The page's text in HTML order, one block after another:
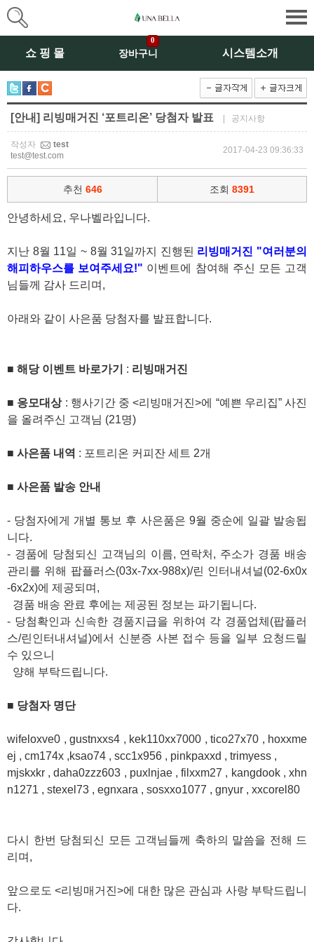
쇼 핑 몰 장바구니
0
시스템소개
[안내] 리빙매거진 ‘포트리온’ 당첨자 발표 | 공지사항
작성자
test
test@test.com
2017-04-23 09:36:33
추천 646 조회 8391
안녕하세요, 우나벨라입니다.
지난 8월 11일 ~ 8월 31일까지 진행된 리빙매거진 "여러분의
해피하우스를 보여주세요!" 이벤트에 참여해 주신 모든 고객
님들께 감사 드리며,
아래와 같이 사은품 당첨자를 발표합니다.
■ 해당 이벤트 바로가기 : 리빙매거진
■ 응모대상: 행사기간 중 <리빙매거진>에 “예쁜 우리집” 사진
을 올려주신 고객님 (21명)
■ 사은품 내역 : 포트리온 커피잔 세트 2개
■ 사은품 발송 안내
- 당첨자에게 개별 통보 후 사은품은 9월 중순에 일괄 발송됩
니다.
- 경품에 당첨되신 고객님의 이름, 연락처, 주소가 경품 배송
관리를 위해 팝플러스(03x-7xx-988x)/린 인터내셔널(02-6x0x
-6x2x)에 제공되며,
경품 배송 완료 후에는 제공된 정보는 파기됩니다.
- 당첨확인과 신속한 경품지급을 위하여 각 경품업체(팝플러
스/린인터내셔널)에서 신분증 사본 접수 등을 일부 요청드릴
수 있으니
양해 부탁드립니다.
■ 당첨자 명단
wifeloxve0 , gustnxxs4 , kek110xx7000 , tico27x70 , hoxxme
ej , cm174x ,ksao74 , scc1x956 , pinkpaxxd , trimyess ,
mjskxkr , daha0zzz603 , puxlnjae , filxxm27 , kangdook , xhn
n1271 , stexel73 , egnxara , sosxxo1077 , gnyur , xxcorel80
다시 한번 당첨되신 모든 고객님들께 축하의 말씀을 전해 드
리며,
앞으로도 <리빙매거진>에 대한 많은 관심과 사랑 부탁드립니
다.